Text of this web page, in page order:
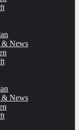
& News
& News